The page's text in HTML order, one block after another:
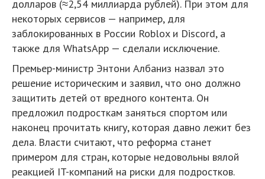
долларов (≈2,54 миллиарда рублей). При этом для
некоторых сервисов — например, для
заблокированных в России Roblox и Discord, а
также для WhatsApp — сделали исключение.
Премьер-министр Энтони Албаниз назвал это
решение историческим и заявил, что оно должно
защитить детей от вредного контента. Он
предложил подросткам заняться спортом или
наконец прочитать книгу, которая давно лежит без
дела. Власти считают, что реформа станет
примером для стран, которые недовольны вялой
реакцией IT-компаний на риски для подростков.